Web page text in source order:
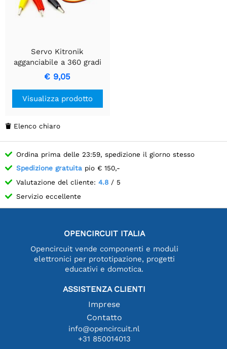
Servo Kitronik
agganciabile a 360 gradi
€ 9,05
Visualizza prodotto
 Elenco chiaro
Ordina prima delle 23:59, spedizione il giorno stesso
Spedizione gratuita pio € 150,-
Valutazione del cliente: 4.8 / 5
Servizio eccellente
OPENCIRCUIT ITALIA
Opencircuit vende componenti e moduli
elettronici per prototipazione, progetti
educativi e domotica.
ASSISTENZA CLIENTI
Imprese
Contatto
info@opencircuit.nl
+31 850014013